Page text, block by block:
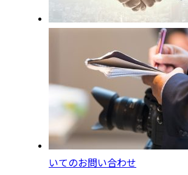
いてのお問い合わせ